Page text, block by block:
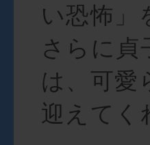
い恐怖
さらに
は、可愛
迎えてく